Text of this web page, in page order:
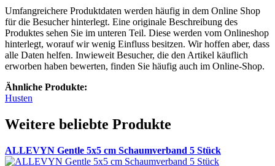
Umfangreichere Produktdaten werden häufig in dem Online Shop
für die Besucher hinterlegt. Eine originale Beschreibung des
Produktes sehen Sie im unteren Teil. Diese werden vom Onlineshop
hinterlegt, worauf wir wenig Einfluss besitzen. Wir hoffen aber, dass
alle Daten helfen. Inwieweit Besucher, die den Artikel käuflich
erworben haben bewerten, finden Sie häufig auch im Online-Shop.
Ähnliche Produkte:
Husten
Weitere beliebte Produkte
ALLEVYN Gentle 5x5 cm Schaumverband 5 Stück